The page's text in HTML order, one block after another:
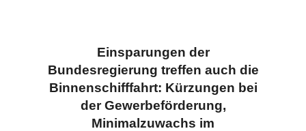
Einsparungen der
Bundesregierung treffen auch die
Binnenschifffahrt: Kürzungen bei
der Gewerbeförderung,
Minimalzuwachs im